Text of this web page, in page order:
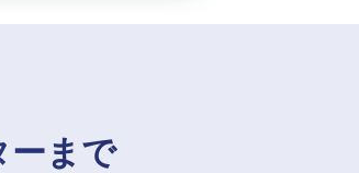
ーまで